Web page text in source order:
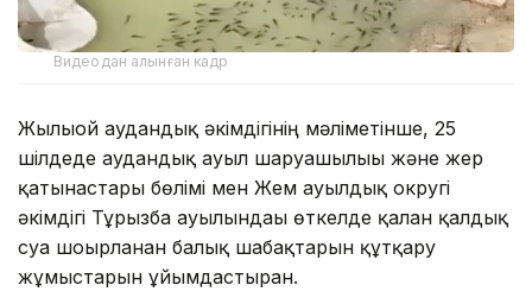
Видеодан алынған кадр
Жылыой аудандық әкімдігінің мәліметінше, 25
шілдеде аудандық ауыл шаруашылығы және жер
қатынастары бөлімі мен Жем ауылдық округі
әкімдігі Тұрғызба ауылындағы өткелде қалған қалдық
суға шоғырланған балық шабақтарын құтқару
жұмыстарын ұйымдастырған.